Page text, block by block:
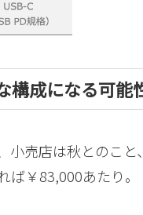
構成になる可能
小売店は秋とのこ
￥83,000あたり。